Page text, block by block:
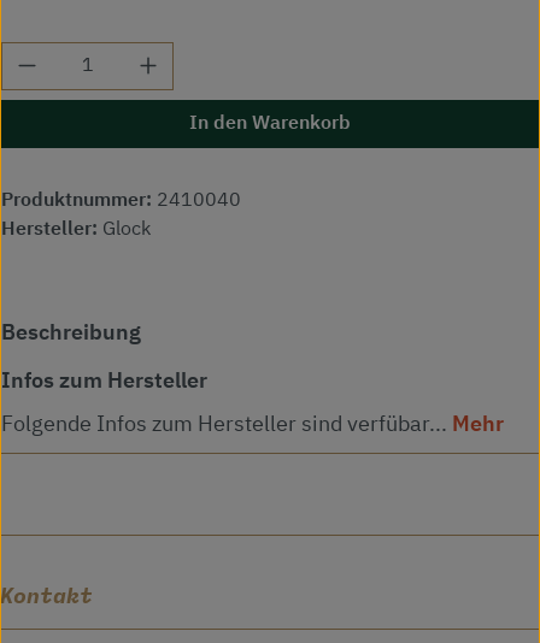
Produkt Anzahl: Gib den gewünschten
In den Warenkorb
Produktnummer: 2410040
Hersteller: Glock
Beschreibung
Infos zum Hersteller
Folgende Infos zum Hersteller sind verfübar... Mehr
Kontakt